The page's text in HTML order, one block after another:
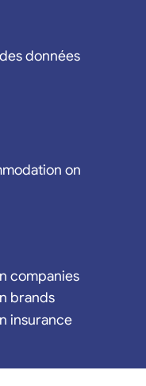
données
on
companies
brands
insurance